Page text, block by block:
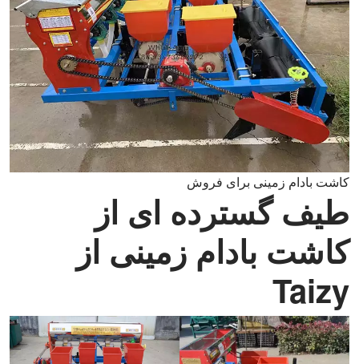
کاشت بادام زمینی برای فروش
طیف گسترده ای از
کاشت بادام زمینی از
Taizy